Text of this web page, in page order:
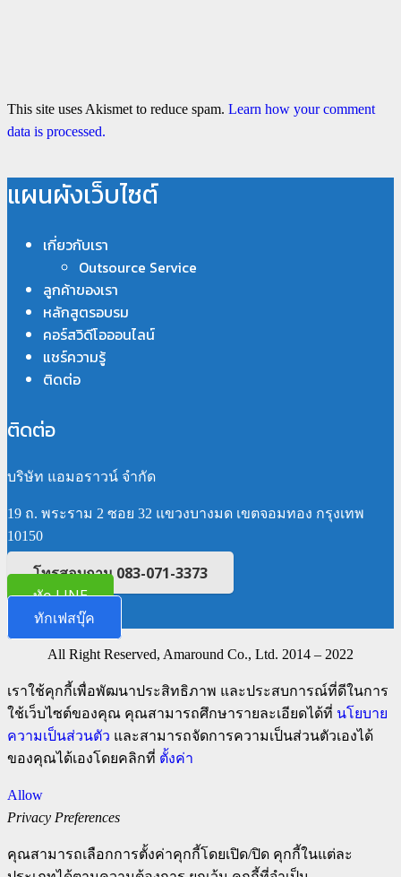
This site uses Akismet to reduce spam. Learn how your comment
data is processed.
แผนผังเว็บไซต์
เกี่ยวกับเรา
Outsource Service
ลูกค้าของเรา
หลักสูตรอบรม
คอร์สวิดีโอออนไลน์
แชร์ความรู้
ติดต่อ
ติดต่อ
บริษัท แอมอราวน์ จำกัด
19 ถ. พระราม 2 ซอย 32 แขวงบางมด เขตจอมทอง กรุงเทพ
10150
โทรสอบถาม 083-071-3373
ทัก LINE
ทักเฟสบุ๊ค
All Right Reserved, Amaround Co., Ltd. 2014 – 2022
เราใช้คุกกี้เพื่อพัฒนาประสิทธิภาพ และประสบการณ์ที่ดีในการ
ใช้เว็บไซต์ของคุณ คุณสามารถศึกษารายละเอียดได้ที่ นโยบาย
ความเป็นส่วนตัว และสามารถจัดการความเป็นส่วนตัวเองได้
ของคุณได้เองโดยคลิกที่ ตั้งค่า
Allow
Privacy Preferences
คุณสามารถเลือกการตั้งค่าคุกกี้โดยเปิด/ปิด คุกกี้ในแต่ละ